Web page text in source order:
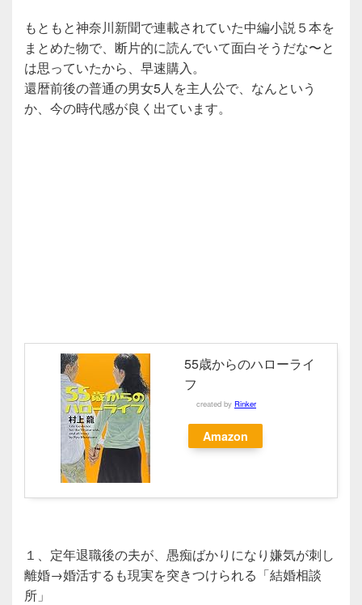
もともと神奈川新聞で連載されていた中編小説５本を
まとめた物で、断片的に読んでいて面白そうだな〜と
は思っていたから、早速購入。
還暦前後の普通の男女5人を主人公で、なんという
か、今の時代感が良く出ています。
55歳からのハローライ
フ
created by Rinker
Amazon
１、定年退職後の夫が、愚痴ばかりになり嫌気が刺し
離婚→婚活するも現実を突きつけられる「結婚相談
所」